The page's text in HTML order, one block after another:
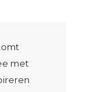
met